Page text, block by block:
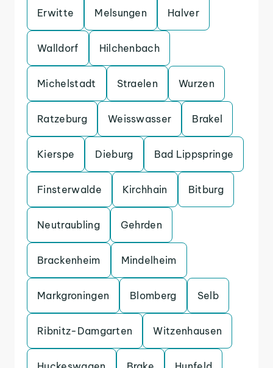
Erwitte Melsungen Halver
Walldorf Hilchenbach
Michelstadt Straelen Wurzen
Ratzeburg Weisswasser Brakel
Kierspe Dieburg Bad Lippspringe
Finsterwalde Kirchhain Bitburg
Neutraubling Gehrden
Brackenheim Mindelheim
Markgroningen Blomberg Selb
Ribnitz-Damgarten Witzenhausen